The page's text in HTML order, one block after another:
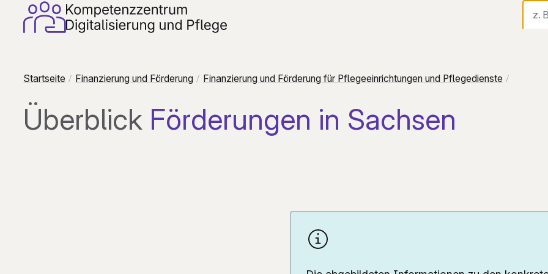
Startseite Finanzierung und Förderung Finanzierung und Förderung für Pflegeeinrichtungen und Pflegedienste
Überblick Förderungen in Sachsen